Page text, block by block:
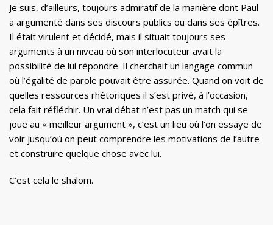
Je suis, d’ailleurs, toujours admiratif de la manière dont Paul
a argumenté dans ses discours publics ou dans ses épîtres.
Il était virulent et décidé, mais il situait toujours ses
arguments à un niveau où son interlocuteur avait la
possibilité de lui répondre. Il cherchait un langage commun
où l’égalité de parole pouvait être assurée. Quand on voit de
quelles ressources rhétoriques il s’est privé, à l’occasion,
cela fait réfléchir. Un vrai débat n’est pas un match qui se
joue au « meilleur argument », c’est un lieu où l’on essaye de
voir jusqu’où on peut comprendre les motivations de l’autre
et construire quelque chose avec lui.
C’est cela le shalom.